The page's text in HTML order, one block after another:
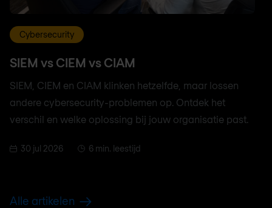
Cybersecurity
SIEM vs CIEM vs CIAM
SIEM, CIEM en CIAM klinken hetzelfde, maar lossen
andere cybersecurity-problemen op. Ontdek het
verschil en welke oplossing bij jouw organisatie past.
30 jul 2026 6 min. leestijd
Alle artikelen